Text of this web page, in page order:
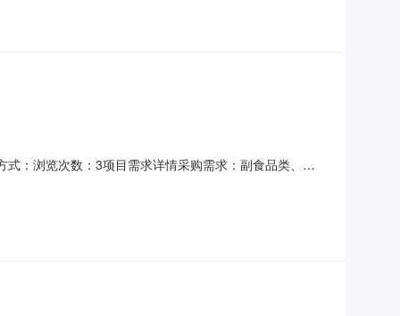
：浏览次数：3项目需求详情采购需求：副食品类、日